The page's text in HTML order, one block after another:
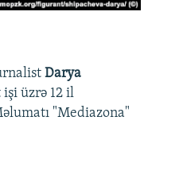
Darya
işi üzrə 12 il
"Mediazona"